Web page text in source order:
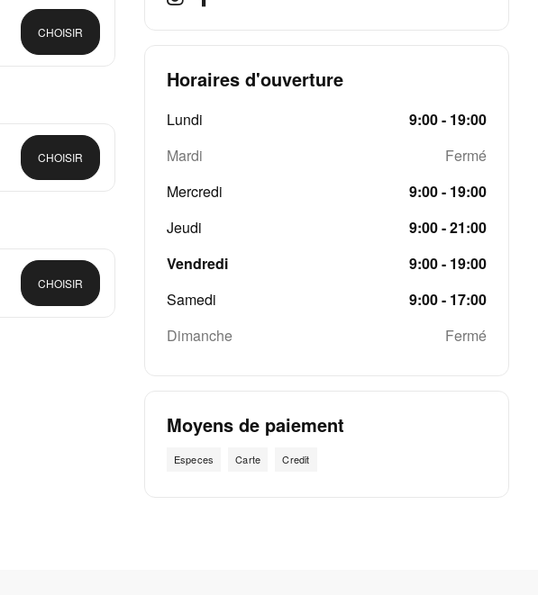
CHOISIR
CHOISIR
CHOISIR
Horaires d'ouverture
Lundi
9:00 - 19:00
Mardi
Fermé
Mercredi
9:00 - 19:00
Jeudi
9:00 - 21:00
Vendredi
9:00 - 19:00
Samedi
9:00 - 17:00
Dimanche
Fermé
Moyens de paiement
Especes Carte Credit